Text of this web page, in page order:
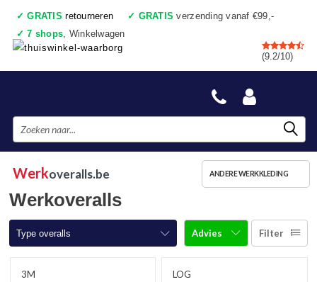
✓ GRATIS retourneren ✓ GRATIS verzending vanaf €99,-
✓ 7 shops, Winkelwagen
✓Voor 17:00 uur besteld, vandaag verzonden
✓Achteraf betalen ✓Ook een échte winkel
(9.2/10)
Werkoveralls.be ANDERE WERKKLEDING
Werkoveralls
Type overalls
Overalls
Filter
Advies
3M LOG